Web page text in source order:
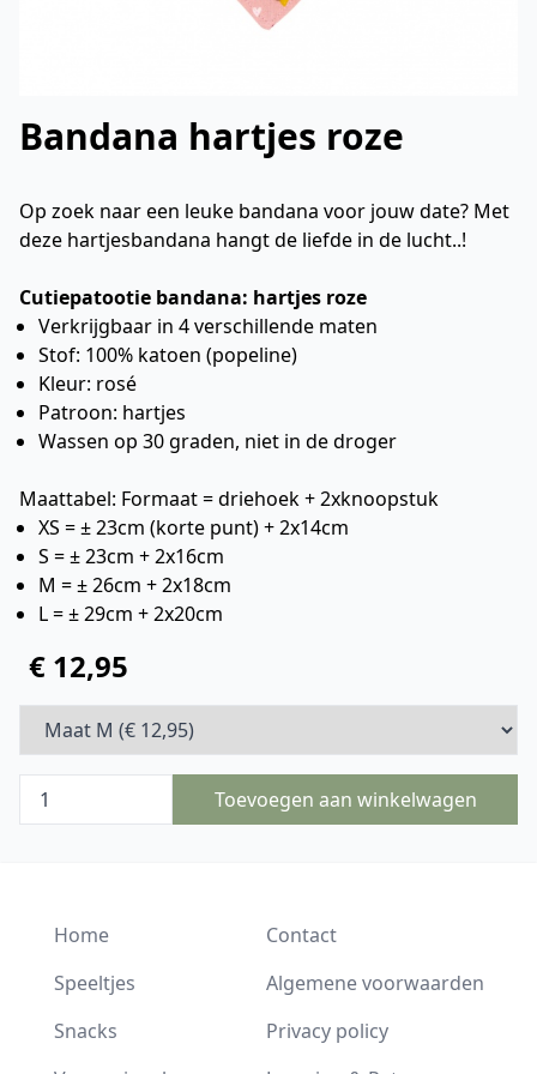
Bandana hartjes roze
Op zoek naar een leuke bandana voor jouw date? Met
deze hartjesbandana hangt de liefde in de lucht..!
Cutiepatootie bandana: hartjes roze
Verkrijgbaar in 4 verschillende maten
Stof: 100% katoen (popeline)
Kleur: rosé
Patroon: hartjes
Wassen op 30 graden, niet in de droger
Maattabel: Formaat = driehoek + 2xknoopstuk
XS = ± 23cm (korte punt) + 2x14cm
S = ± 23cm + 2x16cm
M = ± 26cm + 2x18cm
L = ± 29cm + 2x20cm
€ 12,95
Toevoegen aan winkelwagen
Home
Speeltjes
Snacks
Contact
Algemene voorwaarden
Privacy policy